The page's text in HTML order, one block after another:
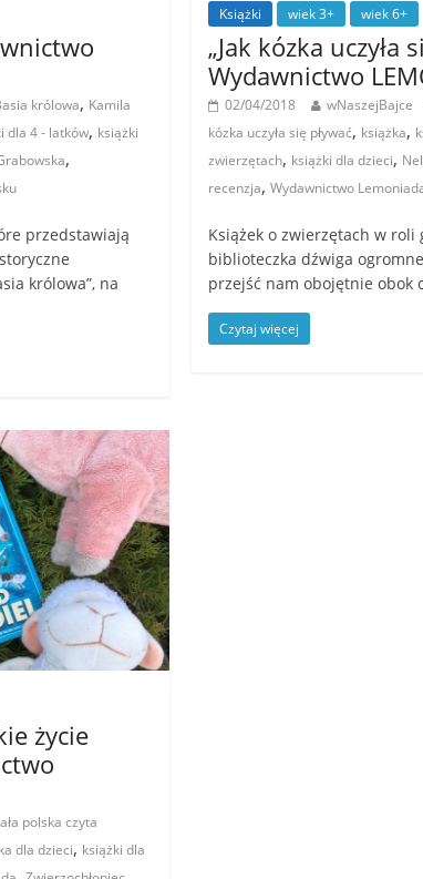
królowa, Kamila
dla 4 - latków, książki
,
przedstawiają
królowa”, na
Książki wiek 3+ wiek 6+
„Jak kózka uczyła
Wydawnictwo
02/04/2018 wNaszejBajce
kózka uczyła się pływać, książka,
zwierzętach, książki dla dzieci,
recenzja,Wydawnictwo
Książek o zwierzętach w roli
biblioteczka dźwiga
przejść nam obojętnie obok
Czytaj więcej
życie
polska czyta
dla dzieci, książki dla